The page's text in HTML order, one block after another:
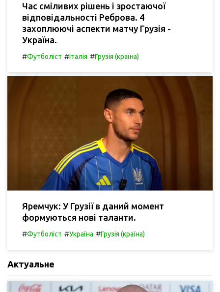
Час сміливих рішень і зростаючої
відповідальності Реброва. 4
захоплюючі аспекти матчу Грузія -
Україна.
#Футболіст #Італія #Грузія (країна)
Яремчук: У Грузії в даний момент
формуються нові таланти.
#Футболіст #Україна #Грузія (країна)
Актуальне